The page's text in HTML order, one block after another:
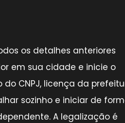
os detalhes anteriores
em sua cidade e inicie o
CNPJ, licença da
sozinho e iniciar de
A legalização é